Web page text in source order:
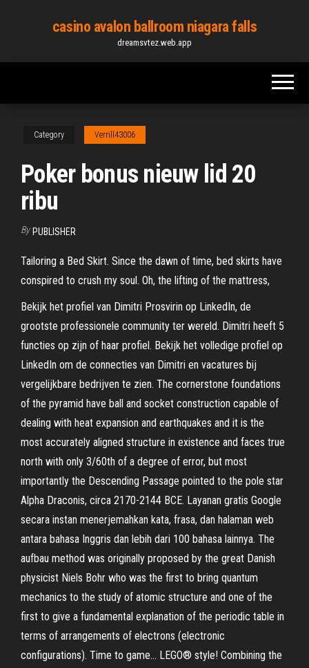
content
casino avalon ballroom niagara falls
dreamsvtez.web.app
Category Verrill43006
Poker bonus nieuw lid 20
ribu
By PUBLISHER
Tailoring a Bed Skirt. Since the dawn of time, bed skirts have
conspired to crush my soul. Oh, the lifting of the mattress,
Bekijk het profiel van Dimitri Prosvirin op LinkedIn, de
grootste professionele community ter wereld. Dimitri heeft 5
functies op zijn of haar profiel. Bekijk het volledige profiel op
LinkedIn om de connecties van Dimitri en vacatures bij
vergelijkbare bedrijven te zien. The cornerstone foundations
of the pyramid have ball and socket construction capable of
dealing with heat expansion and earthquakes and it is the
most accurately aligned structure in existence and faces true
north with only 3/60th of a degree of error, but most
importantly the Descending Passage pointed to the pole star
Alpha Draconis, circa 2170-2144 BCE. Layanan gratis Google
secara instan menerjemahkan kata, frasa, dan halaman web
antara bahasa Inggris dan lebih dari 100 bahasa lainnya. The
aufbau method was originally proposed by the great Danish
physicist Niels Bohr who was the first to bring quantum
mechanics to the study of atomic structure and one of the
first to give a fundamental explanation of the periodic table in
terms of arrangements of electrons (electronic
configurations). Time to game… LEGO® style! Combining the